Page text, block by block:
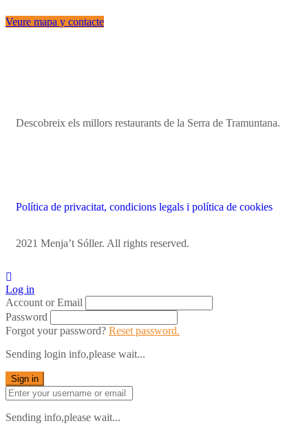
Veure mapa y contacte
Descobreix els millors restaurants de la Serra de Tramuntana.
Política de privacitat, condicions legals i política de cookies
2021 Menja’t Sóller. All rights reserved.
Log in
Account or Email
Password
Forgot your password? Reset password.
Sending login info,please wait...
Sign in
Sending info,please wait...